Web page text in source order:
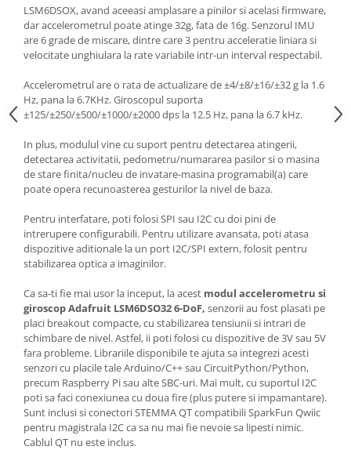
LSM6DSOX, avand aceeasi amplasare a pinilor si acelasi firmware,
dar accelerometrul poate atinge 32g, fata de 16g. Senzorul IMU
are 6 grade de miscare, dintre care 3 pentru acceleratie liniara si
velocitate unghiulara la rate variabile intr-un interval respectabil.
Accelerometrul are o rata de actualizare de ±4/±8/±16/±32 g la 1.6
Hz, pana la 6.7KHz. Giroscopul suporta
±125/±250/±500/±1000/±2000 dps la 12.5 Hz, pana la 6.7 kHz.
In plus, modulul vine cu suport pentru detectarea atingerii,
detectarea activitatii, pedometru/numararea pasilor si o masina
de stare finita/nucleu de invatare-masina programabil(a) care
poate opera recunoasterea gesturilor la nivel de baza.
Pentru interfatare, poti folosi SPI sau I2C cu doi pini de
intrerupere configurabili. Pentru utilizare avansata, poti atasa
dispozitive aditionale la un port I2C/SPI extern, folosit pentru
stabilizarea optica a imaginilor.
Ca sa-ti fie mai usor la inceput, la acest modul accelerometru si
giroscop Adafruit LSM6DSO32 6-DoF, senzorii au fost plasati pe
placi breakout compacte, cu stabilizarea tensiunii si intrari de
schimbare de nivel. Astfel, ii poti folosi cu dispozitive de 3V sau 5V
fara probleme. Librariile disponibile te ajuta sa integrezi acesti
senzori cu placile tale Arduino/C++ sau CircuitPython/Python,
precum Raspberry Pi sau alte SBC-uri. Mai mult, cu suportul I2C
poti sa faci conexiunea cu doua fire (plus putere si impamantare).
Sunt inclusi si conectori STEMMA QT compatibili SparkFun Qwiic
pentru magistrala I2C ca sa nu mai fie nevoie sa lipesti nimic.
Cablul QT nu este inclus.